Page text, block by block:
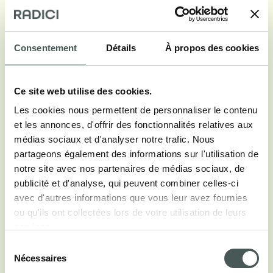
Consentement Détails À propos des cookies
Ce site web utilise des cookies.
Les cookies nous permettent de personnaliser le contenu
et les annonces, d'offrir des fonctionnalités relatives aux
médias sociaux et d'analyser notre trafic. Nous
partageons également des informations sur l'utilisation de
notre site avec nos partenaires de médias sociaux, de
publicité et d'analyse, qui peuvent combiner celles-ci
avec d'autres informations que vous leur avez fournies
ou qu'ils ont collectées lors de votre utilisation de leurs
Nécessaires
Voir galerie